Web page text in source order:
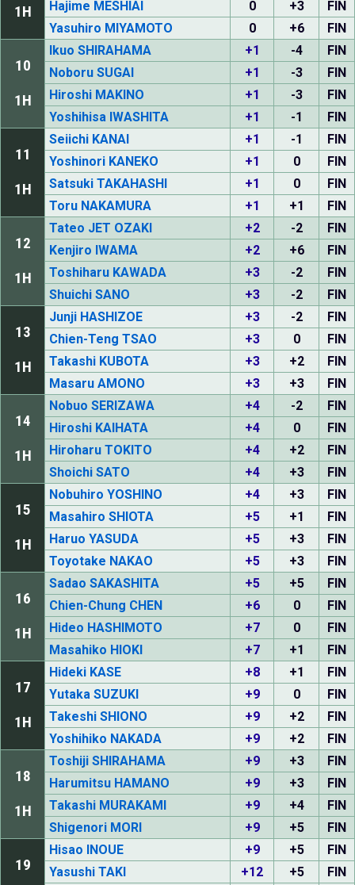
1H Hajime MESHIAI 0 +3
FIN
Yasuhiro MIYAMOTO
0 +6 FIN
10
1H
Ikuo SHIRAHAMA +1 -4
FIN
Noboru SUGAI
+1 -3
FIN
Hiroshi MAKINO
+1 -3
FIN
Yoshihisa IWASHITA
+1 -1 FIN
11
1H
Seiichi KANAI +1 -1
FIN
Yoshinori KANEKO
+1 0
FIN
Satsuki TAKAHASHI
+1 0
FIN
Toru NAKAMURA
+1 +1 FIN
12
1H
Tateo JET OZAKI +2 -2
FIN
Kenjiro IWAMA
+2 +6
FIN
Toshiharu KAWADA
+3 -2
FIN
Shuichi SANO
+3 -2 FIN
13
1H
Junji HASHIZOE +3 -2
FIN
Chien-Teng TSAO
+3 0
FIN
Takashi KUBOTA
+3 +2
FIN
Masaru AMONO
+3 +3 FIN
14
1H
Nobuo SERIZAWA +4 -2
FIN
Hiroshi KAIHATA
+4 0
FIN
Hiroharu TOKITO
+4 +2
FIN
Shoichi SATO
+4 +3 FIN
15
1H
Nobuhiro YOSHINO +4 +3
FIN
Masahiro SHIOTA
+5 +1
FIN
Haruo YASUDA
+5 +3
FIN
Toyotake NAKAO
+5 +3 FIN
16
1H
Sadao SAKASHITA +5 +5
FIN
Chien-Chung CHEN
+6 0
FIN
Hideo HASHIMOTO
+7 0
FIN
Masahiko HIOKI
+7 +1 FIN
17
1H
Hideki KASE +8 +1
FIN
Yutaka SUZUKI
+9 0
FIN
Takeshi SHIONO
+9 +2
FIN
Yoshihiko NAKADA
+9 +2 FIN
18
1H
Toshiji SHIRAHAMA +9 +3
FIN
Harumitsu HAMANO
+9 +3
FIN
Takashi MURAKAMI
+9 +4
FIN
Shigenori MORI
+9 +5 FIN
19
Hisao INOUE +9 +5
FIN
Yasushi TAKI
+12 +5
FIN